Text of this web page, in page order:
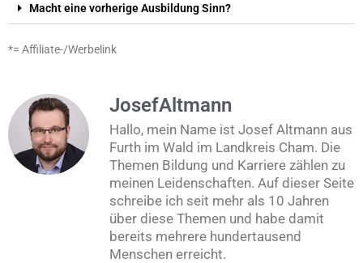
Macht eine vorherige Ausbildung Sinn?
*= Affiliate-/Werbelink
JosefAltmann
Hallo, mein Name ist Josef Altmann aus
Furth im Wald im Landkreis Cham. Die
Themen Bildung und Karriere zählen zu
meinen Leidenschaften. Auf dieser Seite
schreibe ich seit mehr als 10 Jahren
über diese Themen und habe damit
bereits mehrere hundertausend
Menschen erreicht.